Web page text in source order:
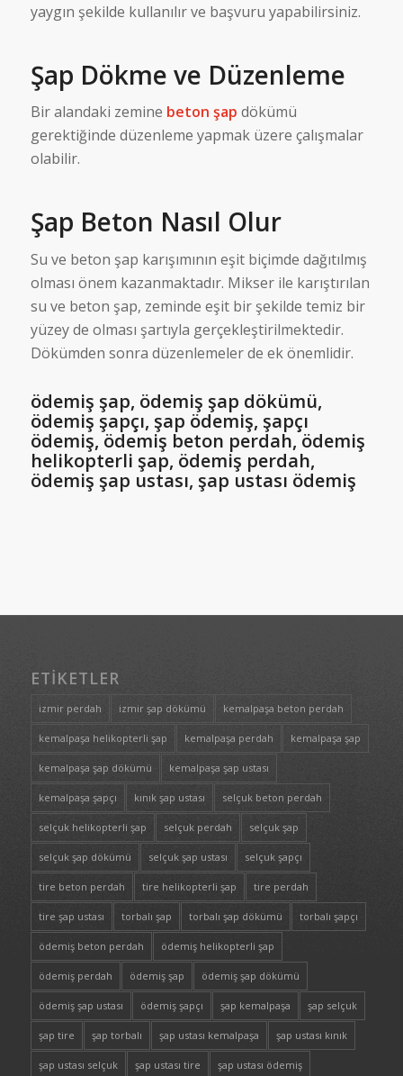
yaygın şekilde kullanılır ve başvuru yapabilirsiniz.
Şap Dökme ve Düzenleme
Bir alandaki zemine beton şap dökümü
gerektiğinde düzenleme yapmak üzere çalışmalar
olabilir.
Şap Beton Nasıl Olur
Su ve beton şap karışımının eşit biçimde dağıtılmış
olması önem kazanmaktadır. Mikser ile karıştırılan
su ve beton şap, zeminde eşit bir şekilde temiz bir
yüzey de olması şartıyla gerçekleştirilmektedir.
Dökümden sonra düzenlemeler de ek önemlidir.
ödemiş şap, ödemiş şap dökümü,
ödemiş şapçı, şap ödemiş, şapçı
ödemiş, ödemiş beton perdah, ödemiş
helikopterli şap, ödemiş perdah,
ödemiş şap ustası, şap ustası ödemiş
ETIKETLER
izmir perdah izmir şap dökümü kemalpaşa beton perdah
kemalpaşa helikopterli şap kemalpaşa perdah kemalpaşa şap
kemalpaşa şap dökümü kemalpaşa şap ustası
kemalpaşa şapçı kınık şap ustası selçuk beton perdah
selçuk helikopterli şap selçuk perdah selçuk şap
selçuk şap dökümü selçuk şap ustası selçuk şapçı
tire beton perdah tire helikopterli şap tire perdah
tire şap ustası torbalı şap torbalı şap dökümü torbalı şapçı
ödemiş beton perdah ödemiş helikopterli şap
ödemiş perdah ödemiş şap ödemiş şap dökümü
ödemiş şap ustası ödemiş şapçı şap kemalpaşa şap selçuk
şap tire şap torbalı şap ustası kemalpaşa şap ustası kınık
şap ustası selçuk şap ustası tire şap ustası ödemiş